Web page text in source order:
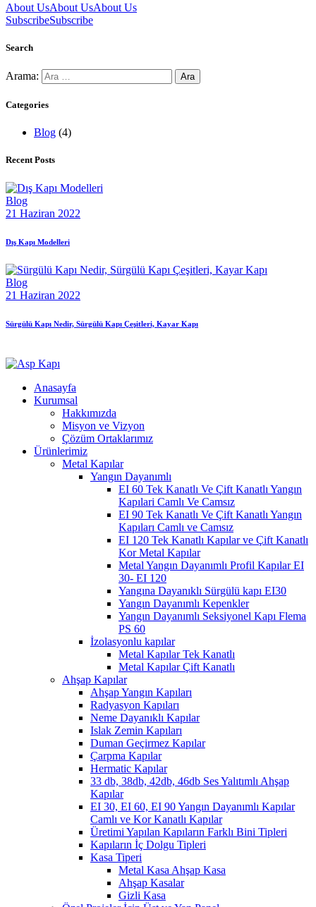
About UsAbout UsAbout Us
SubscribeSubscribe
Search
Arama:
Categories
Blog (4)
Recent Posts
Blog
21 Haziran 2022
Dış Kapı Modelleri
Blog
21 Haziran 2022
Sürgülü Kapı Nedir, Sürgülü Kapı Çeşitleri, Kayar Kapı
Anasayfa
Kurumsal
Hakkımızda
Misyon ve Vizyon
Çözüm Ortaklarımız
Ürünlerimiz
Metal Kapılar
Yangın Dayanımlı
EI 60 Tek Kanatlı Ve Çift Kanatlı Yangın
Kapılari Camlı Ve Camsız
EI 90 Tek Kanatlı Ve Çift Kanatlı Yangın
Kapıları Camlı ve Camsız
EI 120 Tek Kanatlı Kapılar ve Çift Kanatlı
Kor Metal Kapılar
Metal Yangın Dayanımlı Profil Kapılar EI
30- EI 120
Yangına Dayanıklı Sürgülü kapı EI30
Yangın Dayanımlı Kepenkler
Yangın Dayanımlı Seksiyonel Kapı Flema
PS 60
İzolasyonlu kapılar
Metal Kapılar Tek Kanatlı
Metal Kapılar Çift Kanatlı
Ahşap Kapılar
Ahşap Yangın Kapıları
Radyasyon Kapıları
Neme Dayanıklı Kapılar
Islak Zemin Kapıları
Duman Geçirmez Kapılar
Çarpma Kapılar
Hermatic Kapılar
33 db, 38db, 42db, 46db Ses Yalıtımlı Ahşap
Kapılar
EI 30, EI 60, EI 90 Yangın Dayanımlı Kapılar
Camlı ve Kor Kanatlı Kapılar
Üretimi Yapılan Kapıların Farklı Bini Tipleri
Kapıların İç Dolgu Tipleri
Kasa Tiperi
Metal Kasa Ahşap Kasa
Ahşap Kasalar
Gizli Kasa